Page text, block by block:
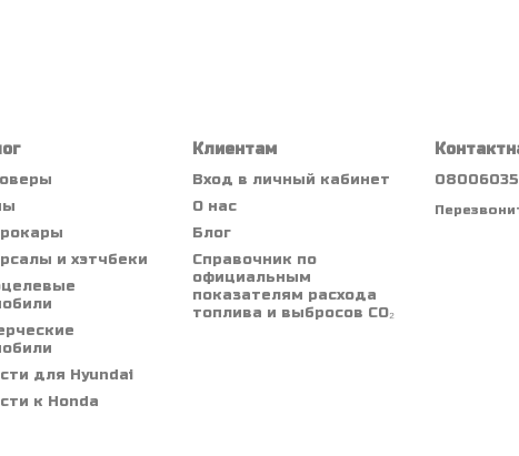
и хэтчбеки
для Hyundai
к Honda
Клиентам
Вход в личный кабинет
О нас
Блог
Справочник по
официальным
показателям расхода
топлива и выбросов CO₂